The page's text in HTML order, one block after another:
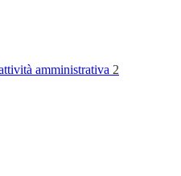
amministrativa 2